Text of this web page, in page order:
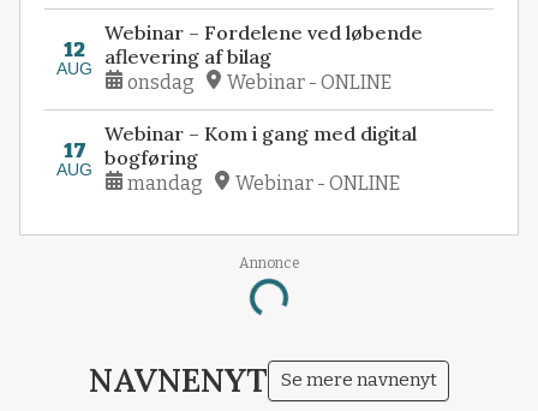
12
AUG
Webinar – Fordelene ved løbende
aflevering af bilag
onsdag Webinar - ONLINE
17
AUG
Webinar – Kom i gang med digital
bogføring
mandag Webinar - ONLINE
Annonce
Loading...
NAVNENYT Se mere navnenyt